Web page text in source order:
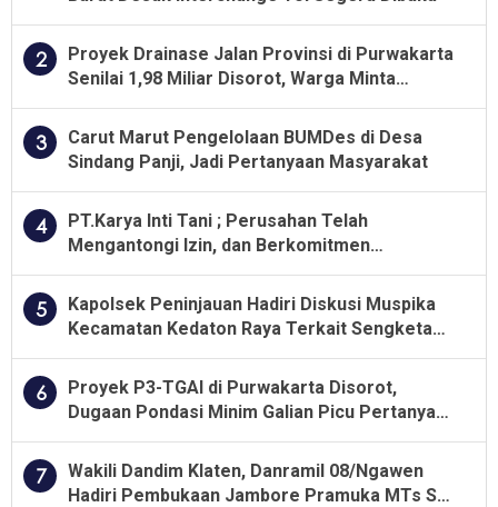
2
Proyek Drainase Jalan Provinsi di Purwakarta
Senilai 1,98 Miliar Disorot, Warga Minta
3
Carut Marut Pengelolaan BUMDes di Desa
Sindang Panji, Jadi Pertanyaan Masyarakat
4
PT.Karya Inti Tani ; Perusahan Telah
Mengantongi Izin, dan Berkomitmen
5
Kapolsek Peninjauan Hadiri Diskusi Muspika
Kecamatan Kedaton Raya Terkait Sengketa
6
Proyek P3-TGAI di Purwakarta Disorot,
Dugaan Pondasi Minim Galian Picu Pertanyaan
7
Wakili Dandim Klaten, Danramil 08/Ngawen
Hadiri Pembukaan Jambore Pramuka MTs Se-